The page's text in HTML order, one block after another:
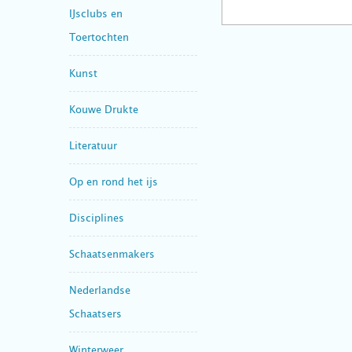
IJsclubs en
Toertochten
Kunst
Kouwe Drukte
Literatuur
Op en rond het ijs
Disciplines
Schaatsenmakers
Nederlandse
Schaatsers
Winterweer